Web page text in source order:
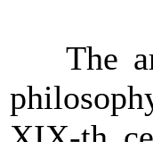
The